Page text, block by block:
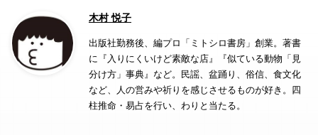
木村 悦子
出版社勤務後、編プロ「ミトシロ書房」創業。著書
に『入りにくいけど素敵な店』『似ている動物「見
分け方」事典』など。民謡、盆踊り、俗信、食文化
など、人の営みや祈りを感じさせるものが好き。四
柱推命・易占を行い、わりと当たる。